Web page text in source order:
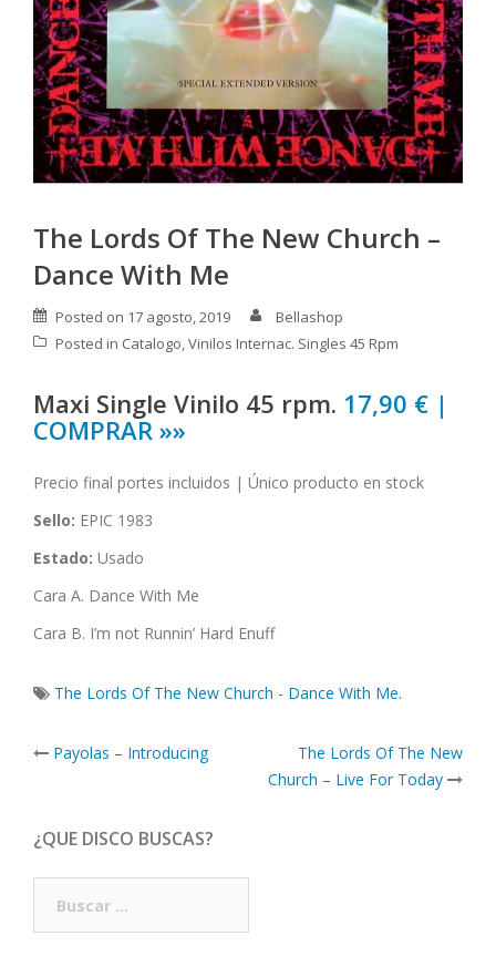
The Lords Of The New Church –
Dance With Me
Posted on 17 agosto, 2019
Bellashop
Posted in Catalogo,Vinilos Internac. Singles 45 Rpm
Maxi Single Vinilo 45 rpm. 17,90 € |
COMPRAR »»
Precio final portes incluidos | Único producto en stock
Sello: EPIC 1983
Estado: Usado
Cara A. Dance With Me
Cara B. I’m not Runnin’ Hard Enuff
The Lords Of The New Church - Dance With Me.
Post
Payolas – Introducing
The Lords Of The New
Church – Live For Today
¿QUE DISCO BUSCAS?